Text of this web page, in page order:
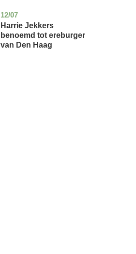
12/07
zuid-
holland
glossy
Harrie Jekkers
benoemd tot ereburger
van Den Haag